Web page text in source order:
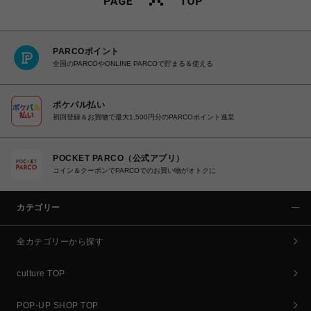
PARCOポイント
全国のPARCOやONLINE PARCOで貯まる＆使える
ポケパル払い
初回登録＆お買物で最大1,500円分のPARCOポイント進呈
POCKET PARCO（公式アプリ）
コイン＆クーポンでPARCOでのお買い物がオトクに
カテゴリー
全カテゴリーから探す
culture TOP
POP-UP SHOP TOP